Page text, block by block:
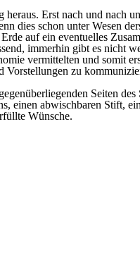
Erst nach und nach
dies schon unter Wesen
auf ein eventuelles
immerhin gibt es nicht
vermittelten und somit
zu
Seiten
einen abwischbaren Stift,
Wünsche.